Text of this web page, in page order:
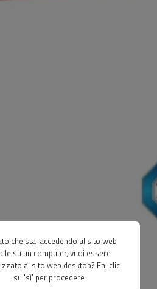
che stai accedendo al sito web
su un computer, vuoi essere
al sito web desktop? Fai clic
su 'sì' per procedere